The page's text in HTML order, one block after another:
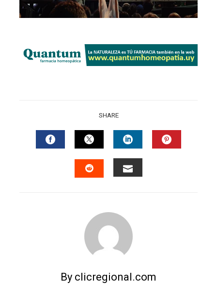
SHARE
FACEBOOKTWITTERLINKEDIN
By clicregional.com